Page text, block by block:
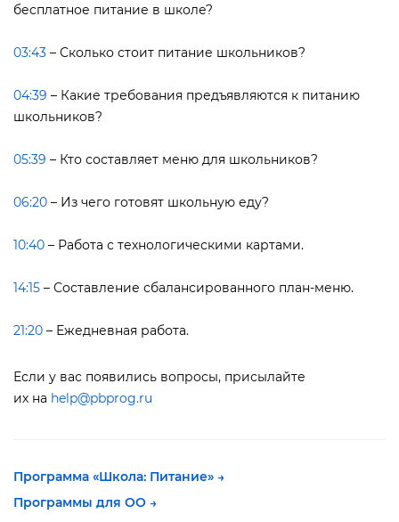
есплатное питание в школе?
03:43 – Сколько стоит питание школьников?
04:39 – Какие требования предъявляются к питанию
школьников?
05:39 – Кто составляет меню для школьников?
06:20 – Из чего готовят школьную еду?
10:40 – Работа с технологическими картами.
14:15 – Составление сбалансированного план-меню.
21:20 – Ежедневная работа.
Если у вас появились вопросы, присылайте
их на help@pbprog.ru
Программа «Школа: Питание» →
Программы для ОО →